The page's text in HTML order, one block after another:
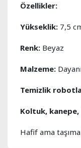
Özellikler:
Yükseklik: 7,5
Renk: Beyaz
Malzeme:
Temizlik
Koltuk, kanepe,
Hafif ama